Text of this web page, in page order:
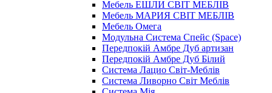
Мебель ЕШЛИ СВІТ МЕБЛІВ
Мебель МАРИЯ СВІТ МЕБЛІВ
Мебель Омега
Модульна Cистема Спейс (Space)
Передпокій Амбре Дуб артизан
Передпокій Амбре Дуб Білий
Система Лацио Світ-Меблів
Система Ливорно Світ Меблів